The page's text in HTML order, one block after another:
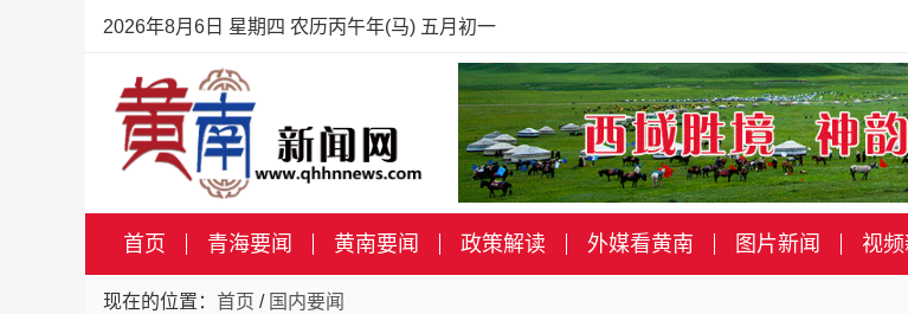
2026年8月6日 星期四 农历丙午年(马) 五月初一
首页 青海要闻 黄南要闻 政策解读 外媒看黄南 图片新闻 视频
现在的位置： 首页 / 国内要闻